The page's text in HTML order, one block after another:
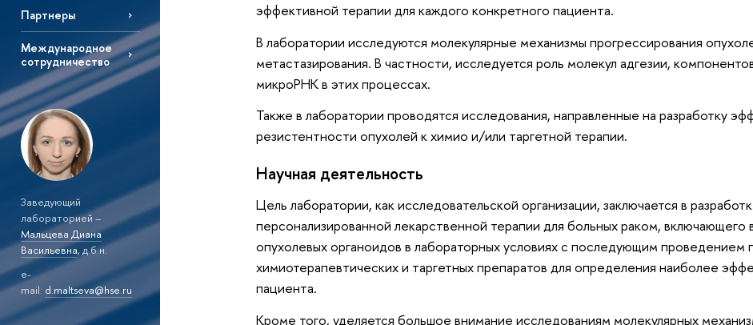
Партнеры
Международное
сотрудничество
Заведующий
лабораторией –
Мальцева Диана
Васильевна, д.б.н.
e-
mail: d.maltseva@hse.ru
эффективной терапии для каждого конкретного пациента.
В лаборатории исследуются молекулярные механизмы прогрессирования
метастазирования. В частности, исследуется роль молекул адгезии,
микроРНК в этих процессах.
Также в лаборатории проводятся исследования, направленные на разработку
резистентности опухолей к химио и/или таргетной терапии.
Научная деятельность
Цель лаборатории, как исследовательской организации, заключается в
персонализированной лекарственной терапии для больных раком, включающего
опухолевых органоидов в лабораторных условиях с последующим проведением
химиотерапевтических и таргетных препаратов для определения наиболее
пациента.
Кроме того, уделяется большое внимание исследованиям молекулярных